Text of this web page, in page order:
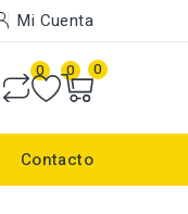
Mi Cuenta
0 0 0
Contacto